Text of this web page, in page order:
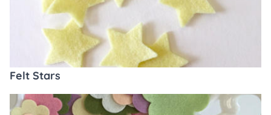
Felt Stars